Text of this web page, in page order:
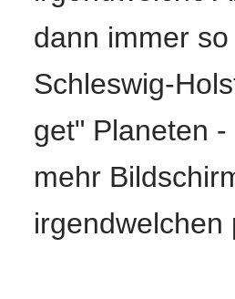
dann immer
Schleswig-
get" Planeten
mehr
irgendwelchen